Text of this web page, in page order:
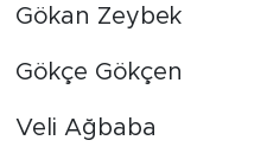
Gökan Zeybek
Gökçe Gökçen
Veli Ağbaba